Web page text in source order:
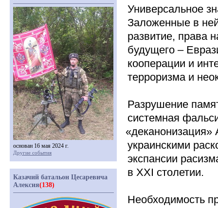
Универсальное
Заложенные в
развитие, права
будущего –
кооперации и
терроризма и
Разрушение
системная
«деканонизация»
украинскими
экспансии
в XXI столетии.
Необходимость
основан 16 мая 2024 г.
Другие события
Казачий батальон Цесаревича
Алексия(138)